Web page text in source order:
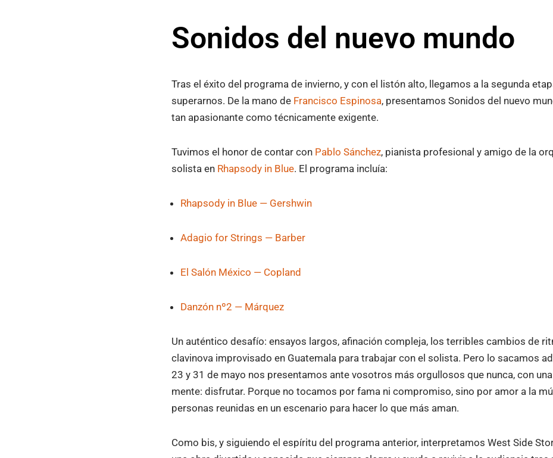
Sonidos del nuevo mundo
Tras el éxito del programa de invierno, y con el listón alto, llegamos a la segunda
superarnos. De la mano de Francisco Espinosa, presentamos Sonidos del nuevo
tan apasionante como técnicamente exigente.
Tuvimos el honor de contar con Pablo Sánchez, pianista profesional y amigo de la
solista en Rhapsody in Blue. El programa incluía:
Rhapsody in Blue — Gershwin
Adagio for Strings — Barber
El Salón México — Copland
Danzón nº2 — Márquez
Un auténtico desafío: ensayos largos, afinación compleja, los terribles cambios de
clavinova improvisado en Guatemala para trabajar con el solista. Pero lo sacamos
23 y 31 de mayo nos presentamos ante vosotros más orgullosos que nunca, con
mente: disfrutar. Porque no tocamos por fama ni compromiso, sino por amor a la
personas reunidas en un escenario para hacer lo que más aman.
Como bis, y siguiendo el espíritu del programa anterior, interpretamos West Side